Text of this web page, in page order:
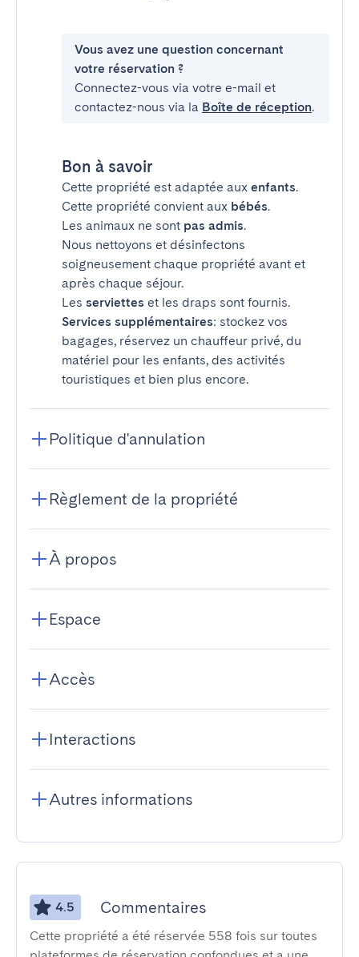
Vous avez une question concernant
votre réservation ?
Connectez-vous via votre e-mail et
contactez-nous via la Boîte de réception.
Bon à savoir
Cette propriété est adaptée aux enfants.
Cette propriété convient aux bébés.
Les animaux ne sont pas admis.
Nous nettoyons et désinfectons
soigneusement chaque propriété avant et
après chaque séjour.
Les serviettes et les draps sont fournis.
Services supplémentaires: stockez vos
bagages, réservez un chauffeur privé, du
matériel pour les enfants, des activités
touristiques et bien plus encore.
Politique d'annulation
Règlement de la propriété
À propos
Espace
Accès
Interactions
Autres informations
4.5 Commentaires
Cette propriété a été réservée 558 fois sur toutes